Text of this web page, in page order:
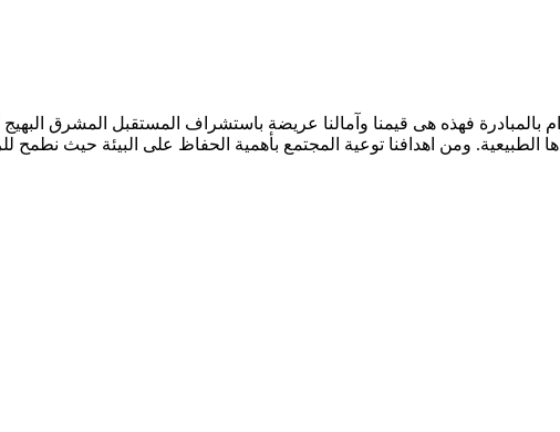
بالمبادرة فهذه هى قيمنا وآمالنا عريضة باستشراف المستقبل المشرق
ومن اهدافنا توعية المجتمع بأهمية الحفاظ على البيئة حيث نطمح